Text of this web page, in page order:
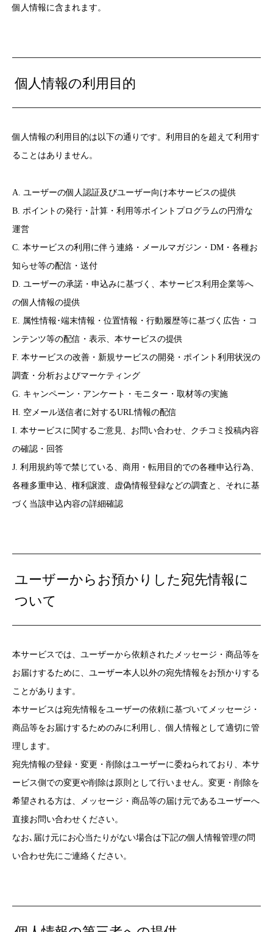
個人情報に含まれます。
個人情報の利用目的
個人情報の利用目的は以下の通りです。利用目的を超えて利用す
ることはありません。
A. ユーザーの個人認証及びユーザー向け本サービスの提供
B. ポイントの発行・計算・利用等ポイントプログラムの円滑な
運営
C. 本サービスの利用に伴う連絡・メールマガジン・DM・各種お
知らせ等の配信・送付
D. ユーザーの承諾・申込みに基づく、本サービス利用企業等へ
の個人情報の提供
E. 属性情報･端末情報・位置情報・行動履歴等に基づく広告・コ
ンテンツ等の配信・表示、本サービスの提供
F. 本サービスの改善・新規サービスの開発・ポイント利用状況の
調査・分析およびマーケティング
G. キャンペーン・アンケート・モニター・取材等の実施
H. 空メール送信者に対するURL情報の配信
I. 本サービスに関するご意見、お問い合わせ、クチコミ投稿内容
の確認・回答
J. 利用規約等で禁じている、商用・転用目的での各種申込行為、
各種多重申込、権利譲渡、虚偽情報登録などの調査と、それに基
づく当該申込内容の詳細確認
ユーザーからお預かりした宛先情報に
ついて
本サービスでは、ユーザーから依頼されたメッセージ・商品等を
お届けするために、ユーザー本人以外の宛先情報をお預かりする
ことがあります。
本サービスは宛先情報をユーザーの依頼に基づいてメッセージ・
商品等をお届けするためのみに利用し、個人情報として適切に管
理します。
宛先情報の登録・変更・削除はユーザーに委ねられており、本サ
ービス側での変更や削除は原則として行いません。変更・削除を
希望される方は、メッセージ・商品等の届け元であるユーザーへ
直接お問い合わせください。
なお､届け元にお心当たりがない場合は下記の個人情報管理の問
い合わせ先にご連絡ください。